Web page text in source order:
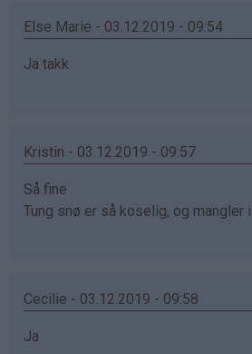
Else Marie - 03.12.2019 - 09:54
Ja takk
Kristin - 03.12.2019 - 09:57
Så fine
Tung snø er så koselig, og mangler
Cecilie - 03.12.2019 - 09:58
Ja